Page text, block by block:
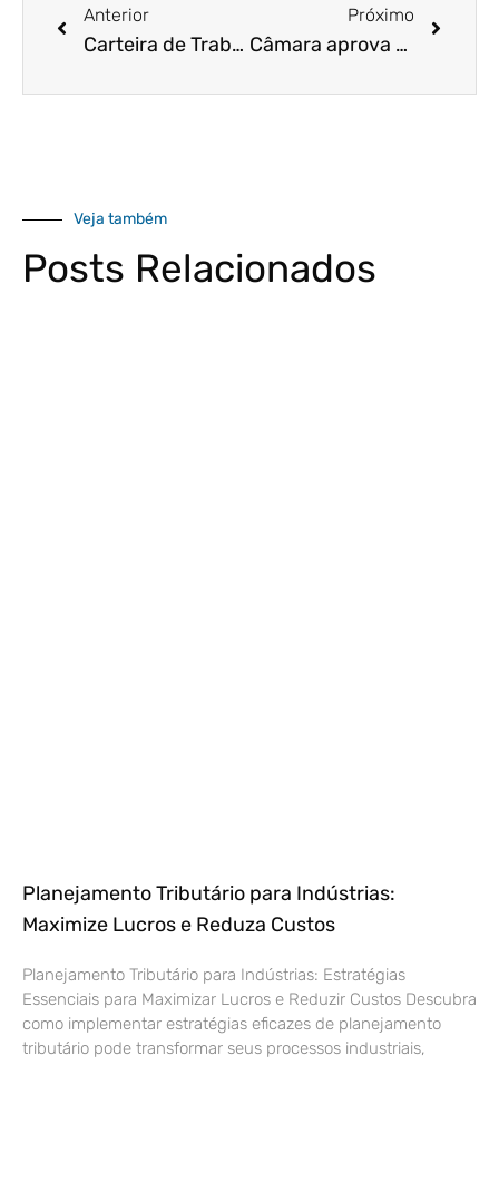
Anterior
Carteira de Trabalho Digital: Tudo o que você precisa saber sobre o documento
Próximo
Câmara aprova programa para tentar estimular emprego; veja o que pode mudar
Veja também
Posts Relacionados
Planejamento Tributário para Indústrias:
Maximize Lucros e Reduza Custos
Planejamento Tributário para Indústrias: Estratégias
Essenciais para Maximizar Lucros e Reduzir Custos Descubra
como implementar estratégias eficazes de planejamento
tributário pode transformar seus processos industriais,